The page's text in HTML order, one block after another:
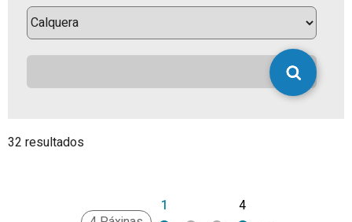
32 resultados
1 4